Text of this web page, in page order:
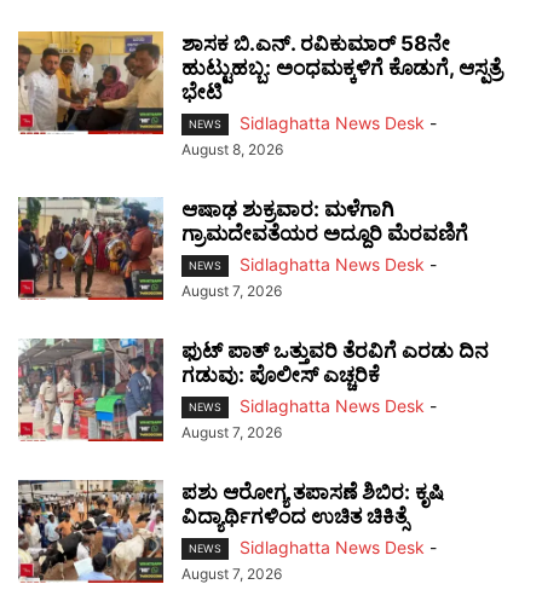
ಶಾಸಕ ಬಿ.ಎನ್. ರವಿಕುಮಾರ್ 58ನೇ
ಹುಟ್ಟುಹಬ್ಬ: ಅಂಧಮಕ್ಕಳಿಗೆ ಕೊಡುಗೆ, ಆಸ್ಪತ್ರೆ
ಭೇಟಿ
NEWS Sidlaghatta News Desk -
August 8, 2026
ಆಷಾಢ ಶುಕ್ರವಾರ: ಮಳೆಗಾಗಿ
ಗ್ರಾಮದೇವತೆಯರ ಅದ್ದೂರಿ ಮೆರವಣಿಗೆ
NEWS Sidlaghatta News Desk -
August 7, 2026
ಫುಟ್‌ ಪಾತ್ ಒತ್ತುವರಿ ತೆರವಿಗೆ ಎರಡು ದಿನ
ಗಡುವು: ಪೊಲೀಸ್ ಎಚ್ಚರಿಕೆ
NEWS Sidlaghatta News Desk -
August 7, 2026
ಪಶು ಆರೋಗ್ಯ ತಪಾಸಣೆ ಶಿಬಿರ: ಕೃಷಿ
ವಿದ್ಯಾರ್ಥಿಗಳಿಂದ ಉಚಿತ ಚಿಕಿತ್ಸೆ
NEWS Sidlaghatta News Desk -
August 7, 2026